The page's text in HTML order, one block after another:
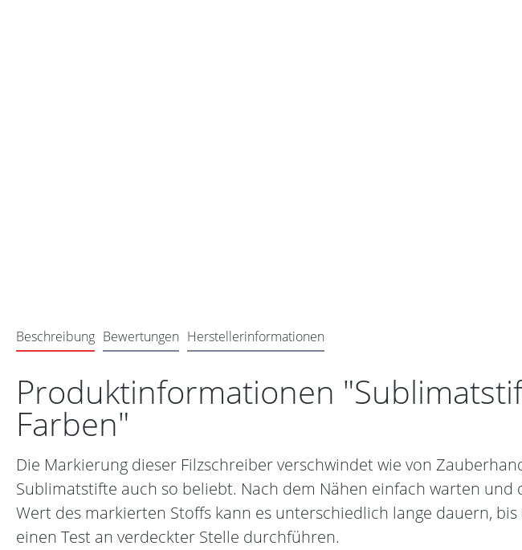
Beschreibung Bewertungen Herstellerinformationen
Produktinformationen
Farben"
Die Markierung dieser Filzschreiber verschwindet wie von
Sublimatstifte auch so beliebt. Nach dem Nähen einfach warten
Wert des markierten Stoffs kann es unterschiedlich lange dauern,
einen Test an verdeckter Stelle durchführen.